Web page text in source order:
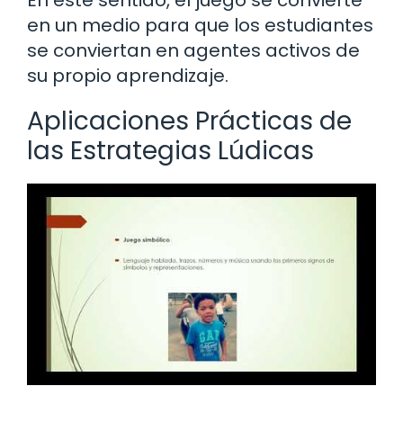
en un medio para que los estudiantes
se conviertan en agentes activos de
su propio aprendizaje.
Aplicaciones Prácticas de
las Estrategias Lúdicas